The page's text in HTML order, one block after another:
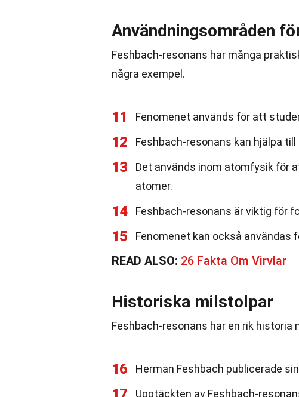
Användningsområden
Feshbach-resonans har många
några exempel.
11 Fenomenet används för att
12 Feshbach-resonans kan hjälpa
13
Det används inom atomfysik för
atomer.
14 Feshbach-resonans är viktig för
15 Fenomenet kan också användas
READ ALSO: 26 Fakta Om Virvlar
Historiska milstolpar
Feshbach-resonans har en rik historia
16 Herman Feshbach publicerade
Upptäckten av Feshbach-